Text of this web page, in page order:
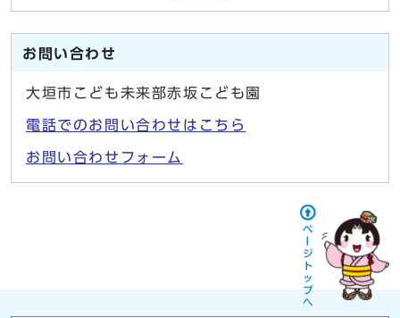
お問い合わせ
大垣市こども未来部赤坂こども園
電話でのお問い合わせはこちら
お問い合わせフォーム